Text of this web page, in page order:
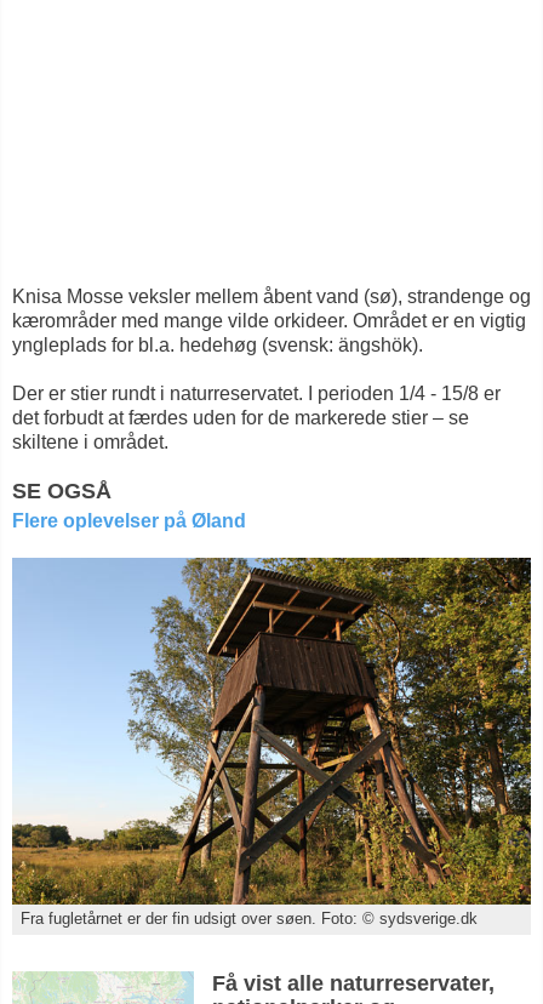
Knisa Mosse veksler mellem åbent vand (sø), strandenge og
kærområder med mange vilde orkideer. Området er en vigtig
yngleplads for bl.a. hedehøg (svensk: ängshök).
Der er stier rundt i naturreservatet. I perioden 1/4 - 15/8 er
det forbudt at færdes uden for de markerede stier – se
skiltene i området.
SE OGSÅ
Flere oplevelser på Øland
Fra fugletårnet er der fin udsigt over søen. Foto: © sydsverige.dk
Få vist alle naturreservater,